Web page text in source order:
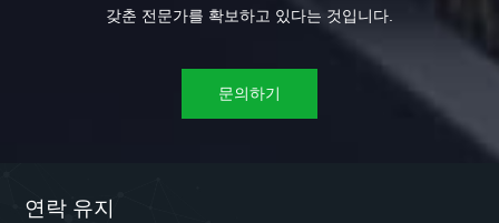
갖춘 전문가를 확보하고 있다는 것입니다.
문의하기
연락 유지